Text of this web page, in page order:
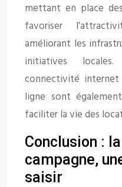
mettant en place
favoriser
améliorant les
initiatives
connectivité internet
ligne sont
faciliter la vie des
Conclusion :
campagne,
saisir